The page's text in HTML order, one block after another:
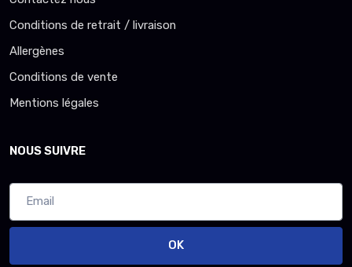
Conditions de retrait / livraison
Allergènes
Conditions de vente
Mentions légales
NOUS SUIVRE
OK